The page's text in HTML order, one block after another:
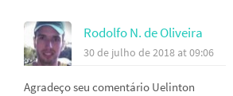
Rodolfo N. de Oliveira
30 de julho de 2018 at 09:06
Agradeço seu comentário Uelinton